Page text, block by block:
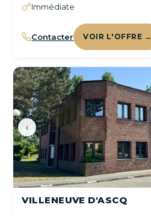
Immédiate
Contacter VOIR L'OFFRE →
‹
VILLENEUVE D'ASCQ